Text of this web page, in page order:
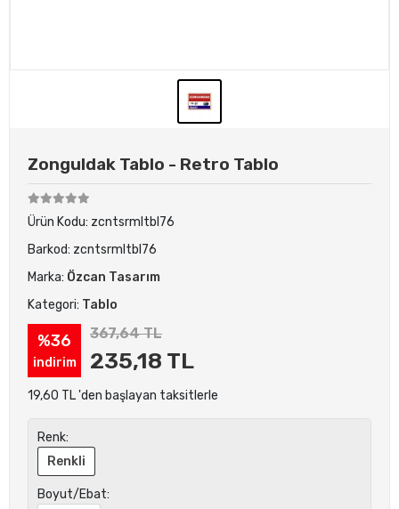
Zonguldak Tablo - Retro Tablo
Ürün Kodu: zcntsrmltbl76
Barkod: zcntsrmltbl76
Marka: Özcan Tasarım
Kategori: Tablo
%36
indirim
367,64 TL
235,18 TL
19,60 TL 'den başlayan taksitlerle
Renk:
Renkli
Boyut/Ebat: